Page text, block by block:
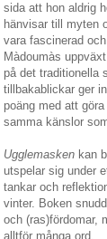
sida att hon aldrig
hänvisar till myten
vara fascinerad
Màdoumàs
på det traditionella
tillbakablickar ger
poäng med att
samma känslor
Ugglemasken kan
utspelar sig under
tankar och
vinter. Boken
och (ras)fördomar,
alltför många ord.